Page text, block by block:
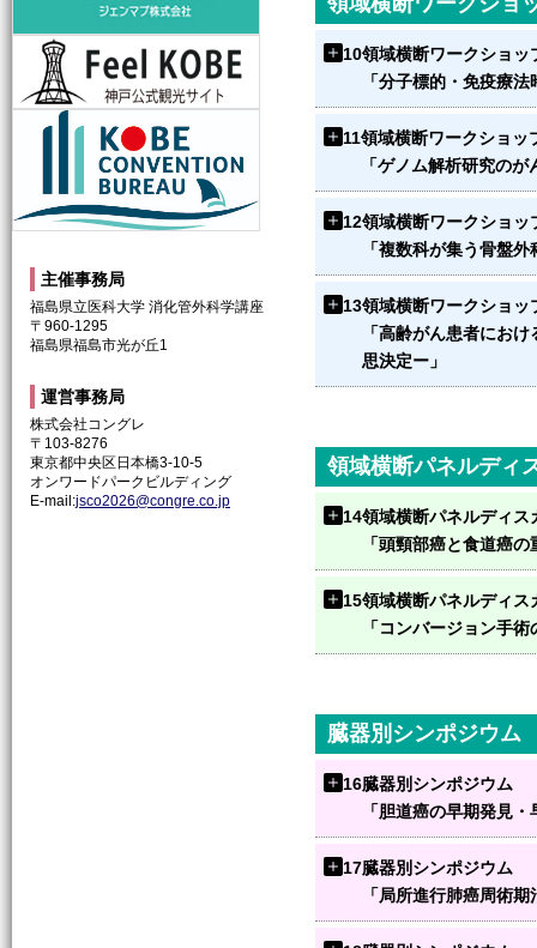
10領域横断ワークショッ
「分子標的・免疫療
11領域横断ワークショッ
「ゲノム解析研究の
12領域横断ワークショッ
「複数科が集う骨盤
13領域横断ワークショッ
「高齢がん患者にお
思決定ー」
領域横断パネルディ
14領域横断パネルディス
「頭頸部癌と食道癌
15領域横断パネルディス
「コンバージョン手
臓器別シンポジウム
16臓器別シンポジウム
「胆道癌の早期発見
17臓器別シンポジウム
「局所進行肺癌周術
神戸観光局
神戸コンベンションビューロー
主催事務局
福島県立医科大学 消化管外科学講座
〒960-1295
福島県福島市光が丘1
運営事務局
株式会社コングレ
〒103-8276
東京都中央区日本橋3-10-5
オンワードパークビルディング
E-mail:jsco2026@congre.co.jp